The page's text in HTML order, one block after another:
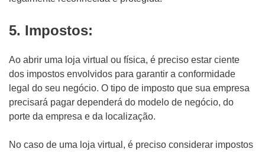
5. Impostos:
Ao abrir uma loja virtual ou física, é preciso estar ciente
dos impostos envolvidos para garantir a conformidade
legal do seu negócio. O tipo de imposto que sua empresa
precisará pagar dependerá do modelo de negócio, do
porte da empresa e da localização.
No caso de uma loja virtual, é preciso considerar impostos